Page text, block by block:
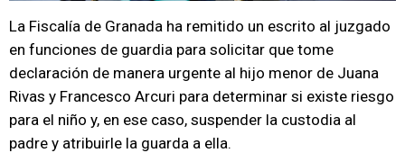
La Fiscalía de Granada ha remitido un escrito al juzgado
en funciones de guardia para solicitar que tome
declaración de manera urgente al hijo menor de Juana
Rivas y Francesco Arcuri para determinar si existe riesgo
para el niño y, en ese caso, suspender la custodia al
padre y atribuirle la guarda a ella.